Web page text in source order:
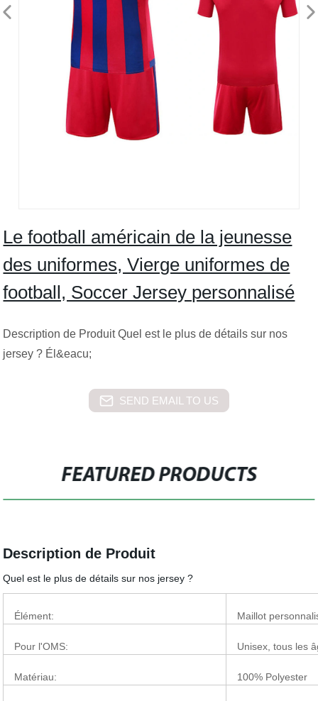
Le football américain de la jeunesse
des uniformes, Vierge uniformes de
football, Soccer Jersey personnalisé
Description de Produit Quel est le plus de détails sur nos
jersey ? Él&eacu;
SEND EMAIL TO US
FEATURED PRODUCTS
Description de Produit
Quel est le plus de détails sur nos jersey ?
Élément: Maillot
Pour l'OMS: Unisex, tous les
Matériau: 100% Polyester